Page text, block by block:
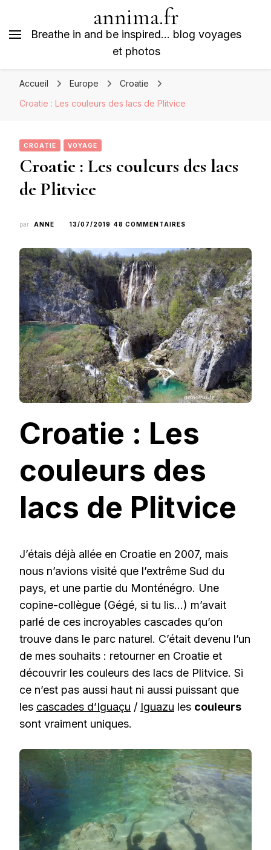
annima.fr
Breathe in and be inspired… blog voyages
et photos
Accueil Europe
Croatie
Croatie : Les couleurs des lacs de Plitvice
CROATIE VOYAGE
Croatie : Les couleurs des lacs
de Plitvice
par ANNE 13/07/2019 48 COMMENTAIRES
LES
COULEURS
DES
LACS
DE
PLITVICE
Croatie : Les
couleurs des
lacs de Plitvice
J’étais déjà allée en Croatie en 2007, mais
nous n’avions visité que l’extrême Sud du
pays, et une partie du Monténégro. Une
copine-collègue (Gégé, si tu lis…) m’avait
parlé de ces incroyables cascades qu’on
trouve dans le parc naturel. C’était devenu l’un
de mes souhaits : retourner en Croatie et
découvrir les couleurs des lacs de Plitvice. Si
ce n’est pas aussi haut ni aussi puissant que
les cascades d’Iguaçu / Iguazu les couleurs
sont vraiment uniques.